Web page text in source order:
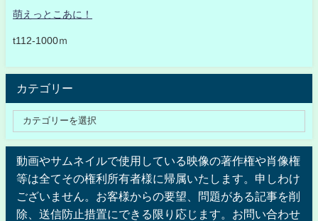
萌えっとこあに！
t112-1000ｍ
カテゴリー
動画やサムネイルで使用している映像の著作権や肖像権
等は全てその権利所有者様に帰属いたします。申しわけ
ございません。お客様からの要望、問題がある記事を削
除、送信防止措置にできる限り応じます。お問い合わせ